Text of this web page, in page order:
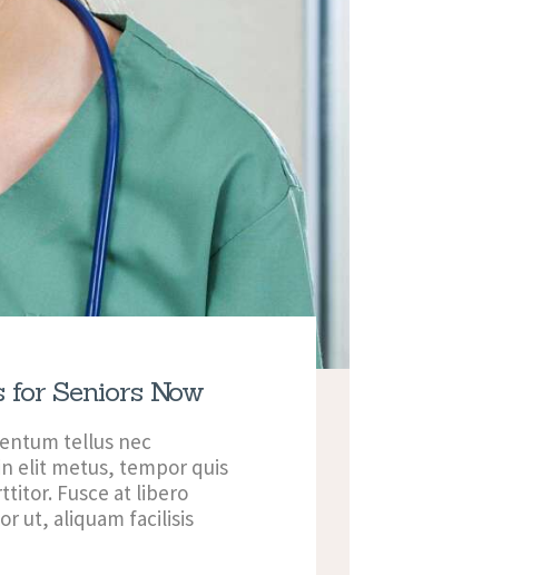
for Seniors Now
tellus nec
elit metus, tempor quis
Fusce at libero
ut, aliquam facilisis